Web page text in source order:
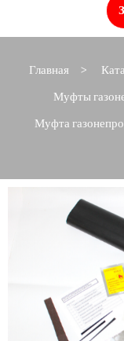
Главная >
Муфты
Муфта